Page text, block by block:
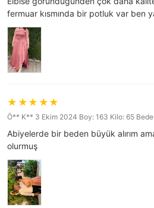
fermuar kısmında bir potluk var ben
Ö** K** 3 Ekim 2024 Boy: 163 Kilo: 65
Abiyelerde bir beden büyük alırım
olurmuş